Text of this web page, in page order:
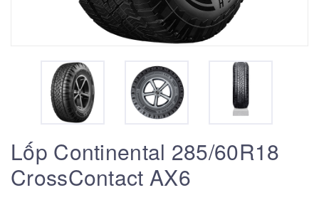
Lốp Continental 285/60R18
CrossContact AX6